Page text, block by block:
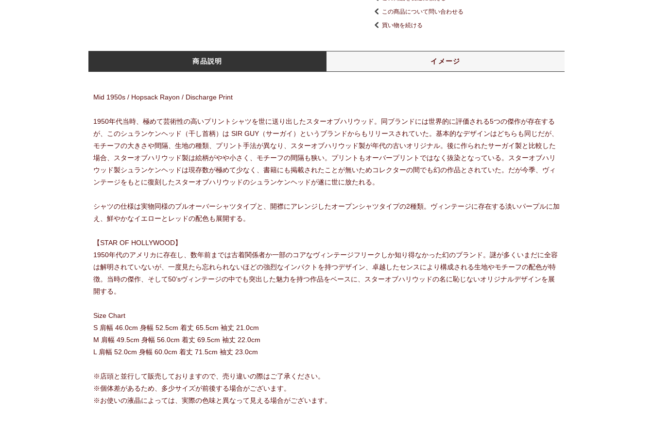
この商品について問い合わせる
買い物を続ける
商品説明 イメージ
Mid 1950s / Hopsack Rayon / Discharge Print
1950年代当時、極めて芸術性の高いプリントシャツを世に送り出したスターオブハリウッド。同ブランドには世界的に評価される5つの傑作が存在する
が、このシュランケンヘッド（干し首柄）は SIR GUY（サーガイ）というブランドからもリリースされていた。基本的なデザインはどちらも同じだが、
モチーフの大きさや間隔、生地の種類、プリント手法が異なり、スターオブハリウッド製が年代の古いオリジナル。後に作られたサーガイ製と比較した
場合、スターオブハリウッド製は絵柄がやや小さく、モチーフの間隔も狭い。プリントもオーバープリントではなく抜染となっている。スターオブハリ
ウッド製シュランケンヘッドは現存数が極めて少なく、書籍にも掲載されたことが無いためコレクターの間でも幻の作品とされていた。だが今季、ヴィ
ンテージをもとに復刻したスターオブハリウッドのシュランケンヘッドが遂に世に放たれる。
シャツの仕様は実物同様のプルオーバーシャツタイプと、開襟にアレンジしたオープンシャツタイプの2種類。ヴィンテージに存在する淡いパープルに加
え、鮮やかなイエローとレッドの配色も展開する。
【STAR OF HOLLYWOOD】
1950年代のアメリカに存在し、数年前までは古着関係者か一部のコアなヴィンテージフリークしか知り得なかった幻のブランド。謎が多くいまだに全容
は解明されていないが、一度見たら忘れられないほどの強烈なインパクトを持つデザイン、卓越したセンスにより構成される生地やモチーフの配色が特
徴。当時の傑作、そして50’sヴィンテージの中でも突出した魅力を持つ作品をベースに、スターオブハリウッドの名に恥じないオリジナルデザインを展
開する。
Size Chart
S 肩幅 46.0cm 身幅 52.5cm 着丈 65.5cm 袖丈 21.0cm
M 肩幅 49.5cm 身幅 56.0cm 着丈 69.5cm 袖丈 22.0cm
L 肩幅 52.0cm 身幅 60.0cm 着丈 71.5cm 袖丈 23.0cm
※店頭と並行して販売しておりますので、売り違いの際はご了承ください。
※個体差があるため、多少サイズが前後する場合がございます。
※お使いの液晶によっては、実際の色味と異なって見える場合がございます。